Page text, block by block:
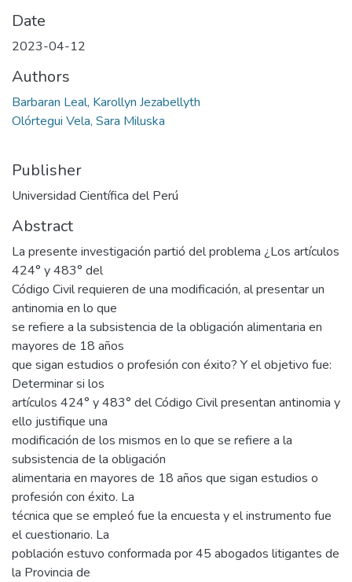
Date
2023-04-12
Authors
Barbaran Leal, Karollyn Jezabellyth
Olórtegui Vela, Sara Miluska
Publisher
Universidad Científica del Perú
Abstract
La presente investigación partió del problema ¿Los artículos
424° y 483° del
Código Civil requieren de una modificación, al presentar un
antinomia en lo que
se refiere a la subsistencia de la obligación alimentaria en
mayores de 18 años
que sigan estudios o profesión con éxito? Y el objetivo fue:
Determinar si los
artículos 424° y 483° del Código Civil presentan antinomia y
ello justifique una
modificación de los mismos en lo que se refiere a la
subsistencia de la obligación
alimentaria en mayores de 18 años que sigan estudios o
profesión con éxito. La
técnica que se empleó fue la encuesta y el instrumento fue
el cuestionario. La
población estuvo conformada por 45 abogados litigantes de
la Provincia de